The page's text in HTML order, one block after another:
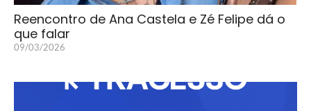
Reencontro de Ana Castela e Zé Felipe dá o
que falar
09/03/2026